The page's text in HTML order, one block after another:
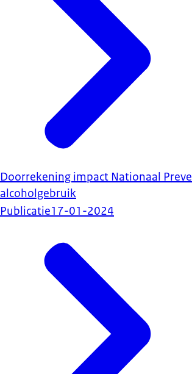
Doorrekening impact Nationaal
alcoholgebruik
Publicatie17-01-2024